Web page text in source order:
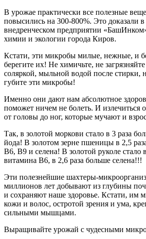
В урожае практически все полезные
повысились на 300-800%. Это доказали
внедренческом предприятии
химии и экологии города Киров.
Кстати, эти микробы милые, нежные, и
берегите их! Не химичьте, не
соляркой, мыльной водой после стирки,
губите эти микробы!
Именно они дают нам абсолютное
поможет ничем не болеть. И излечиться
от головы до ног, которые мучают и
Так, в золотой моркови стало в 3 раза
йода! В золотом зерне пшеницы в 2,5
В6, В9 и селена! В золотой руколе стало
витамина В6, в 2,6 раза больше селена!!!
Эти полезнейшие шахтеры-
миллионов лет добывают из глубины
и сохраняют наше здоровье. Кстати, им
кожи и волос, остротой зрения и ума,
сильными мышцами.
Выращивайте урожай с чудесными